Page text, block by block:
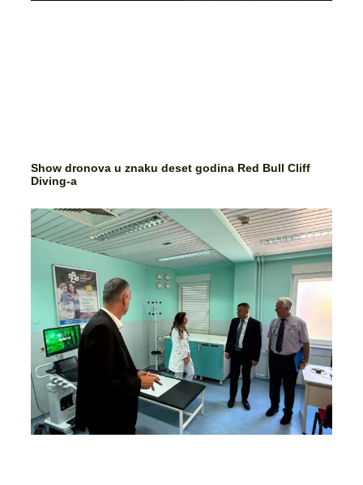
Show dronova u znaku deset godina Red Bull Cliff
Diving-a